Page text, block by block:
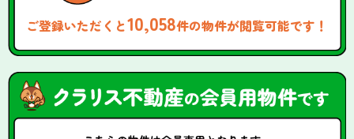
ご登録いただくと10,058件の物件が閲覧可能です！